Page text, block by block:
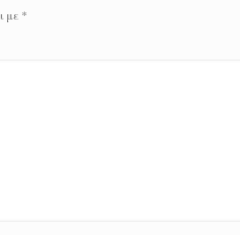
με *